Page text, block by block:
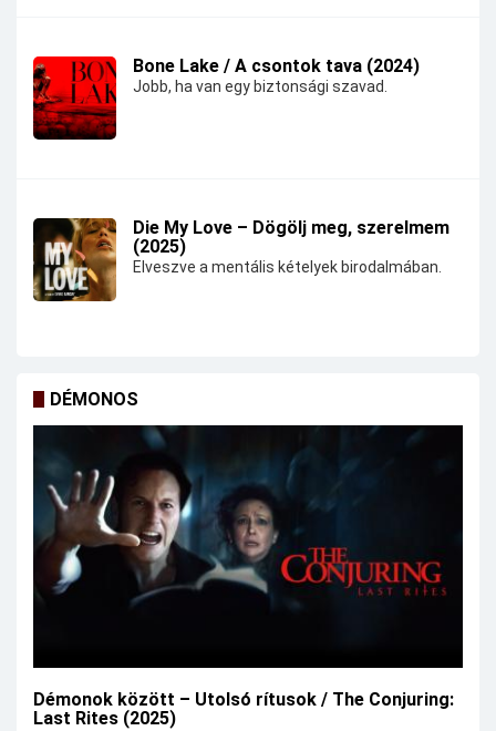
Bone Lake / A csontok tava (2024)
Jobb, ha van egy biztonsági szavad.
Die My Love – Dögölj meg, szerelmem
(2025)
Elveszve a mentális kételyek birodalmában.
DÉMONOS
Démonok között – Utolsó rítusok / The Conjuring:
Last Rites (2025)